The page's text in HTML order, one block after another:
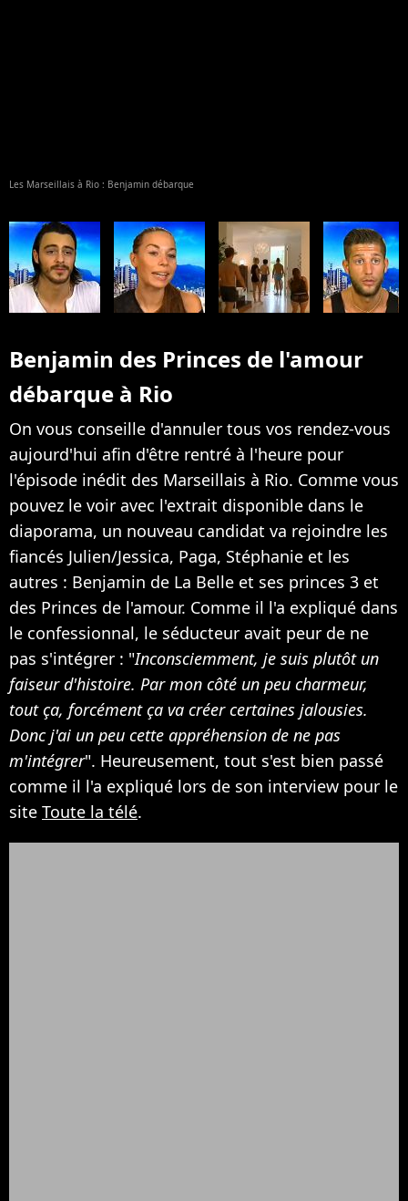
Les Marseillais à Rio : Benjamin débarque
Benjamin des Princes de l'amour
débarque à Rio
On vous conseille d'annuler tous vos rendez-vous
aujourd'hui afin d'être rentré à l'heure pour
l'épisode inédit des Marseillais à Rio. Comme vous
pouvez le voir avec l'extrait disponible dans le
diaporama, un nouveau candidat va rejoindre les
fiancés Julien/Jessica, Paga, Stéphanie et les
autres : Benjamin de La Belle et ses princes 3 et
des Princes de l'amour. Comme il l'a expliqué dans
le confessionnal, le séducteur avait peur de ne
pas s'intégrer : "Inconsciemment, je suis plutôt un
faiseur d'histoire. Par mon côté un peu charmeur,
tout ça, forcément ça va créer certaines jalousies.
Donc j'ai un peu cette appréhension de ne pas
m'intégrer". Heureusement, tout s'est bien passé
comme il l'a expliqué lors de son interview pour le
site Toute la télé.